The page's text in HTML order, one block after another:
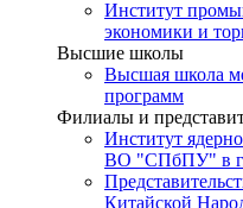
Институт
экономики и
Высшие школы
Высшая школа
программ
Филиалы и
Институт
ВО "СПбПУ" в
Китайской